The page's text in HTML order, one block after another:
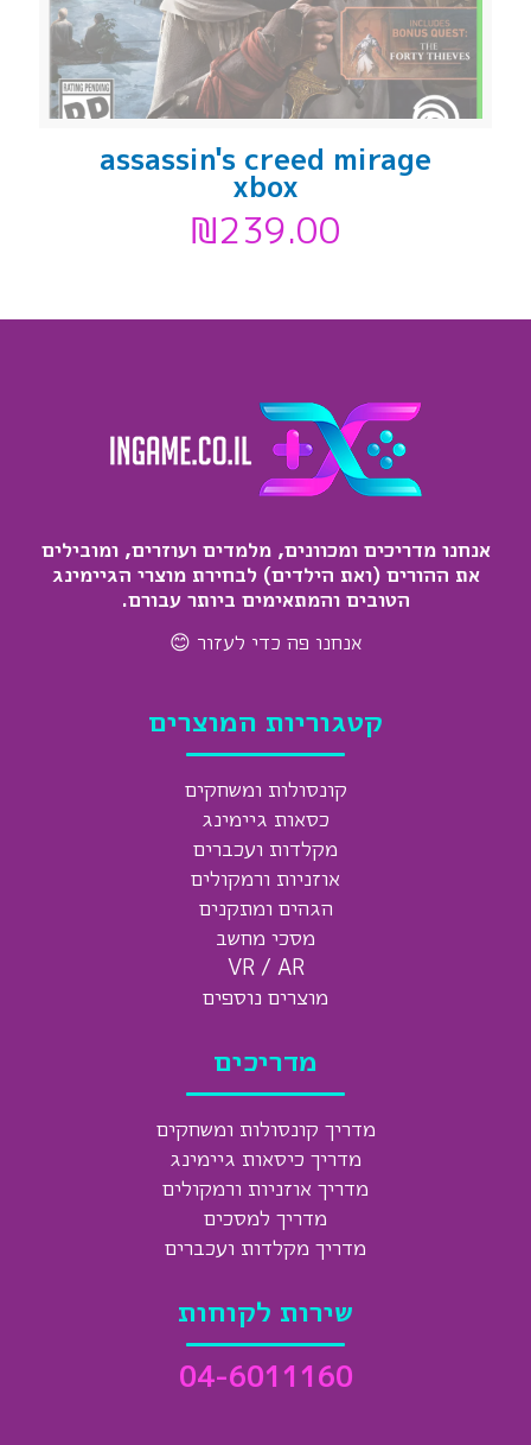
assassin's creed mirage
xbox
₪239.00
אנחנו מדריכים ומכוונים, מלמדים ועוזרים, ומובילים
את ההורים (ואת הילדים) לבחירת מוצרי הגיימינג
הטובים והמתאימים ביותר עבורם.
אנחנו פה כדי לעזור 😊
קטגוריות המוצרים
קונסולות ומשחקים
כסאות גיימינג
מקלדות ועכברים
אוזניות ורמקולים
הגהים ומתקנים
מסכי מחשב
VR / AR
מוצרים נוספים
מדריכים
מדריך קונסולות ומשחקים
מדריך כיסאות גיימינג
מדריך אוזניות ורמקולים
מדריך למסכים
מדריך מקלדות ועכברים
שירות לקוחות
04-6011160